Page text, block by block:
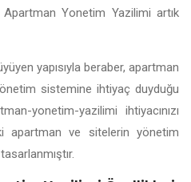
Apartman Yonetim Yazilimi artık
yapısıyla beraber, apartman
sistemine ihtiyaç duyduğu
yonetim-yazilimi ihtiyacınızı
apartman ve sitelerin yönetim